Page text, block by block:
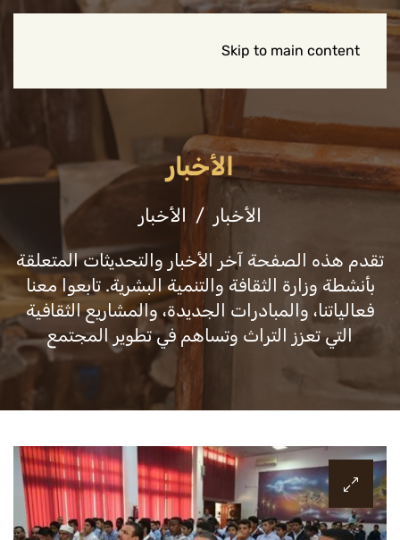
Skip to main content
الأخبار
الأخبار الأخبار
تقدم هذه الصفحة آخر الأخبار والتحديثات المتعلقة
بأنشطة وزارة الثقافة والتنمية البشرية. تابعوا معنا
فعالياتنا، والمبادرات الجديدة، والمشاريع الثقافية
التي تعزز التراث وتساهم في تطوير المجتمع